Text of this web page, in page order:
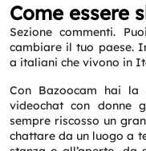
Service*
Message
Come essere
Sezione commenti.
cambiare il tuo paese.
a italiani che vivono in
Con Bazoocam hai
videochat con donne
sempre riscosso un
chattare da un luogo a